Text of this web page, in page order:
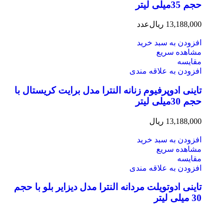
حجم 35میلی لیتر
13,188,000 ریالعدد
افزودن به سبد خرید
مشاهده سریع
مقایسه
افزودن به علاقه مندی
تاینی ادوپرفیوم زنانه النترا مدل برایت کریستال با
حجم 30میلی لیتر
13,188,000 ریال
افزودن به سبد خرید
مشاهده سریع
مقایسه
افزودن به علاقه مندی
تاینی ادوتویلت مردانه النترا مدل دیزایر بلو با حجم
30 میلی لیتر